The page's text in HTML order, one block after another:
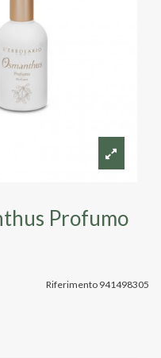
Profumo
Riferimento 941498305